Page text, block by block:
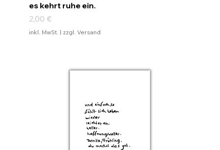
es kehrt ruhe ein.
Preis
2,00 €
inkl. MwSt. | zzgl. Versand